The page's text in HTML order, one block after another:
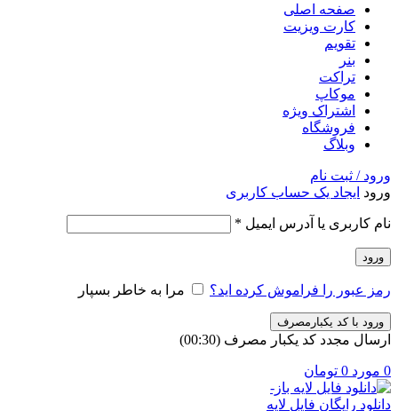
صفحه اصلی
کارت ویزیت
تقویم
بنر
تراکت
موکاپ
اشتراک ویژه
فروشگاه
وبلاگ
ورود / ثبت نام
ورود ایجاد یک حساب کاربری
نام کاربری یا آدرس ایمیل *
ورود
رمز عبور را فراموش کرده اید؟ مرا به خاطر بسپار
ورود با کد یکبارمصرف
ارسال مجدد کد یکبار مصرف (00:
30
)
0 مورد 0 تومان